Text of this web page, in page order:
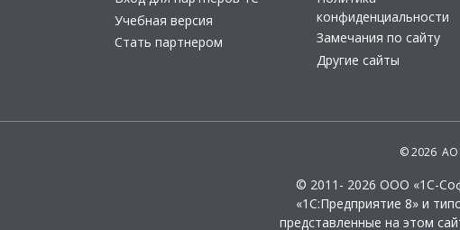
Учебная версия
Стать партнером
конфиденциальности
Замечания по сайту
Другие сайты
© 2026 АО
© 2011- 2026 ООО «1С-
«1С:Предприятие 8» и
представленные на этом